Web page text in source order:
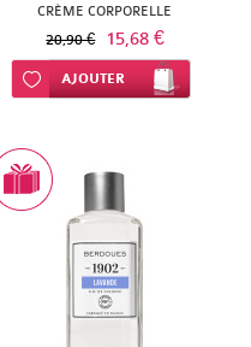
CRÈME CORPORELLE
20,90 € 15,68 €
Ajouter à ma liste d’envie
AJOUTER